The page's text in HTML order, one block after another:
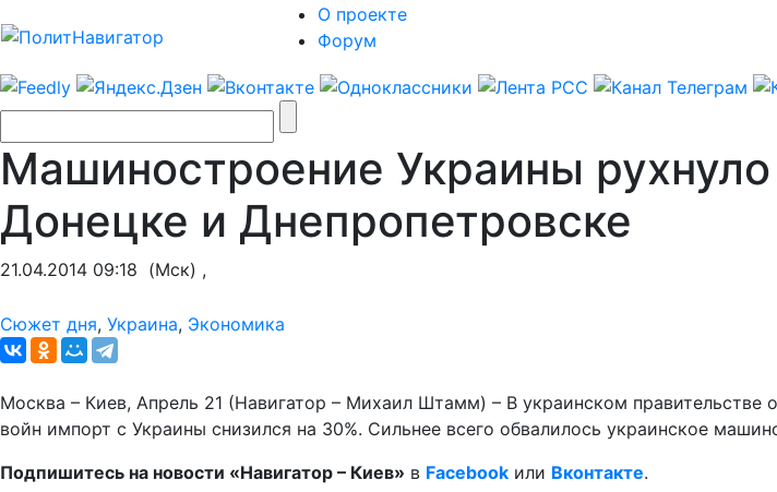
О проекте
Форум
Машиностроение Украины рухнуло
Донецке и Днепропетровске
21.04.2014 09:18 (Мск) ,
Сюжет дня, Украина, Экономика
Москва – Киев, Апрель 21 (Навигатор – Михаил Штамм) – В украинском
войн импорт с Украины снизился на 30%. Сильнее всего обвалилось украинское
Подпишитесь на новости «Навигатор – Киев» в Facebook или Вконтакте.